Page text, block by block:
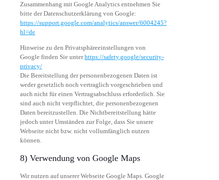
Zusammenhang mit Google Analytics entnehmen Sie
bitte der Datenschutzerklärung von Google:
https://support.google.com/analytics/answer/6004245?
hl=de
Hinweise zu den Privatsphäreeinstellungen von
Google finden Sie unterhttps://safety.google/security-
privacy/
Die Bereitstellung der personenbezogenen Daten ist
weder gesetzlich noch vertraglich vorgeschrieben und
auch nicht für einen Vertragsabschluss erforderlich. Sie
sind auch nicht verpflichtet, die personenbezogenen
Daten bereitzustellen. Die Nichtbereitstellung hätte
jedoch unter Umständen zur Folge, dass Sie unsere
Webseite nicht bzw. nicht vollumfänglich nutzen
können.
8) Verwendung von Google Maps
Wir nutzen auf unserer Webseite Google Maps. Google